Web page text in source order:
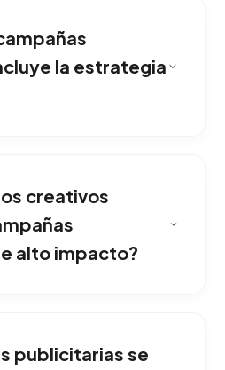
la estrategia
logrando que el
ignorar el mensaje ni
creativos
alto impacto?
programática
publicitarias se